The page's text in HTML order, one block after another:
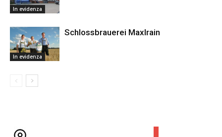
In evidenza
In evidenza
Schlossbrauerei Maxlrain